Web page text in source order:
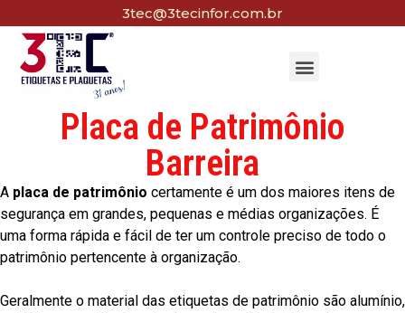
3tec@3tecinfor.com.br
Placa de Patrimônio
Barreira
A placa de patrimônio certamente é um dos maiores itens de
segurança em grandes, pequenas e médias organizações. É
uma forma rápida e fácil de ter um controle preciso de todo o
patrimônio pertencente à organização.
Geralmente o material das etiquetas de patrimônio são alumínio,